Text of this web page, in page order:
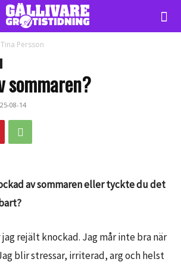
Persson
sommaren?
08-14
av sommaren eller tyckte du det
rejält knockad. Jag mår inte bra när
blir stressar, irriterad, arg och helst